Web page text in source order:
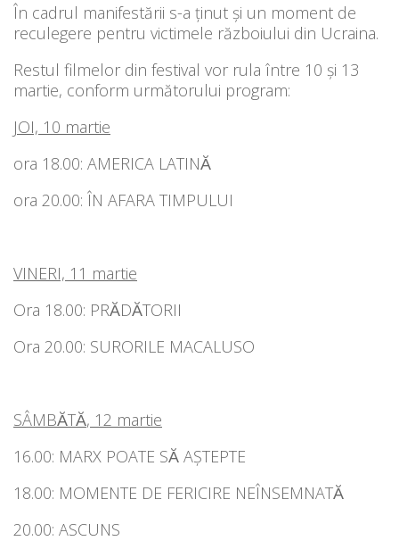
În cadrul manifestării s-a ținut și un moment de
reculegere pentru victimele războiului din Ucraina.
Restul filmelor din festival vor rula între 10 și 13
martie, conform următorului program:
JOI, 10 martie
ora 18.00: AMERICA LATINᾸ
ora 20.00: ÎN AFARA TIMPULUI
VINERI, 11 martie
Ora 18.00: PRᾸDᾸTORII
Ora 20.00: SURORILE MACALUSO
SÂMBᾸTᾸ, 12 martie
16.00: MARX POATE SᾸ AŞTEPTE
18.00: MOMENTE DE FERICIRE NEÎNSEMNATᾸ
20.00: ASCUNS